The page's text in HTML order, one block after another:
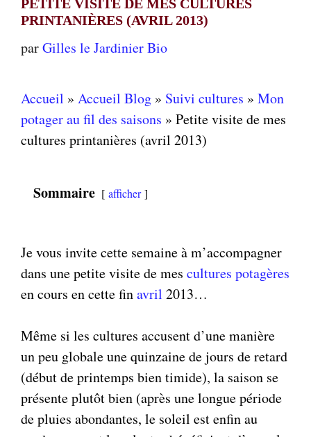
PETITE VISITE DE MES CULTURES
PRINTANIÈRES (AVRIL 2013)
parGilles le Jardinier Bio
Accueil » Accueil Blog » Suivi cultures » Mon
potager au fil des saisons » Petite visite de mes
cultures printanières (avril 2013)
Sommaire afficher
Je vous invite cette semaine à m’accompagner
dans une petite visite de mes cultures potagères
en cours en cette finavril 2013…
Même si les cultures accusent d’une manière
un peu globale une quinzaine de jours de retard
(début de printemps bien timide), la saison se
présente plutôt bien (après une longue période
de pluies abondantes, le soleil est enfin au